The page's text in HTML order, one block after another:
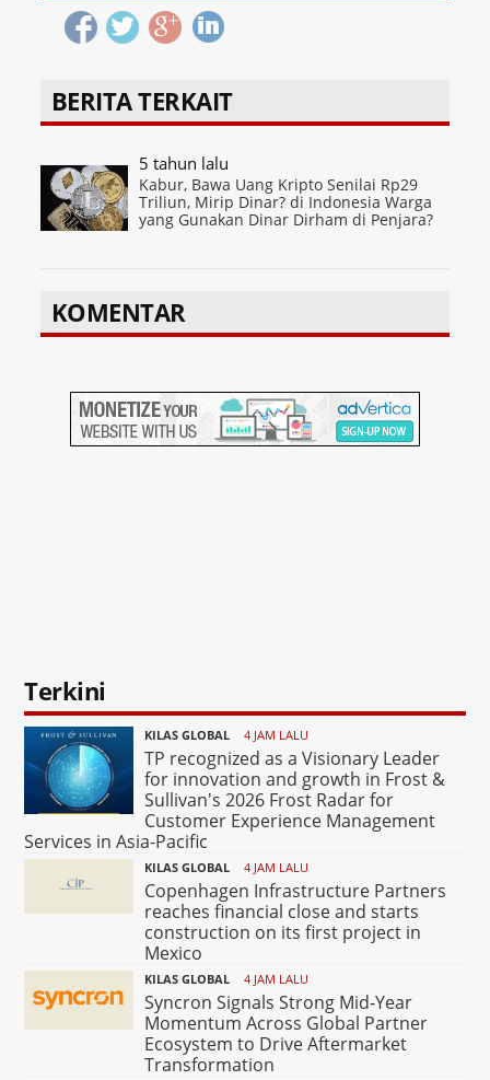
BERITA TERKAIT
5 tahun lalu
Kabur, Bawa Uang Kripto Senilai Rp29
Triliun, Mirip Dinar? di Indonesia Warga
yang Gunakan Dinar Dirham di Penjara?
KOMENTAR
Terkini
KILAS GLOBAL 4 JAM LALU
TP recognized as a Visionary Leader
for innovation and growth in Frost &
Sullivan's 2026 Frost Radar for
Customer Experience Management
Services in Asia-Pacific
KILAS GLOBAL 4 JAM LALU
Copenhagen Infrastructure Partners
reaches financial close and starts
construction on its first project in
Mexico
KILAS GLOBAL 4 JAM LALU
Syncron Signals Strong Mid-Year
Momentum Across Global Partner
Ecosystem to Drive Aftermarket
Transformation